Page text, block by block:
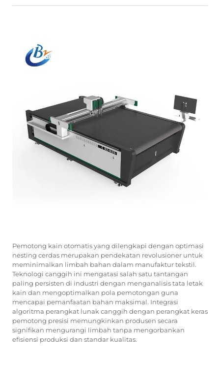
Pemotong kain otomatis yang dilengkapi dengan optimasi
nesting cerdas merupakan pendekatan revolusioner untuk
meminimalkan limbah bahan dalam manufaktur tekstil.
Teknologi canggih ini mengatasi salah satu tantangan
paling persisten di industri dengan menganalisis tata letak
kain dan mengoptimalkan pola pemotongan guna
mencapai pemanfaatan bahan maksimal. Integrasi
algoritma perangkat lunak canggih dengan perangkat keras
pemotong presisi memungkinkan produsen secara
signifikan mengurangi limbah tanpa mengorbankan
efisiensi produksi dan standar kualitas.